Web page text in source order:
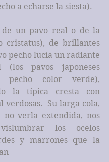
a echarse la siesta).
de un pavo real o de la
cristatus), de brillantes
pecho lucía un radiante
(los pavos japoneses
color verde),
la típica cresta con
verdosas.  Su larga cola,
no verla extendida, nos
los ocelos
y marrones que la